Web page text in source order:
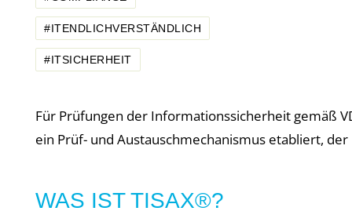
#ITENDLICHVERSTÄNDLICH
#ITSICHERHEIT
Für Prüfungen der Informationssicherheit gemäß
ein Prüf- und Austauschmechanismus etabliert,
WAS IST TISAX®?